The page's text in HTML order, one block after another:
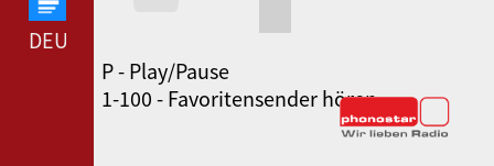
DEUTSCHLANDFUNK --- DEUTSCHLANDFUNK ---
80ER 90ER OLDIE ANTENNE --- 80ER 90ER
P - Play/Pause
1-100 - Favoritensender hören